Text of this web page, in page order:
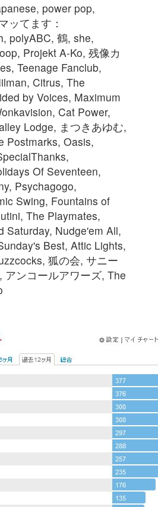
power pop,
ッてます：
polyABC, 鶴, she,
Projekt A-Ko, 残像カ
Teenage Fanclub,
Citrus, The
by Voices, Maximum
Cat Power,
Lodge, まつきあゆむ,
Postmarks, Oasis,
Of Seventeen,
Psychagogo,
Swing, Fountains of
The Playmates,
Saturday, Nudge'em All,
Best, Attic Lights,
狐の会, サニー
アンコールアワーズ, The